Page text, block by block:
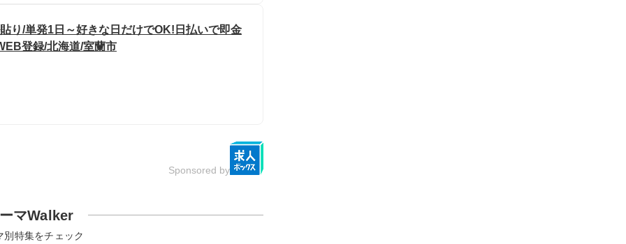
り/単発1日～好きな日だけでOK!日払いで即金
登録/北海道/室蘭市
Sponsored by
マWalker
別特集をチェック